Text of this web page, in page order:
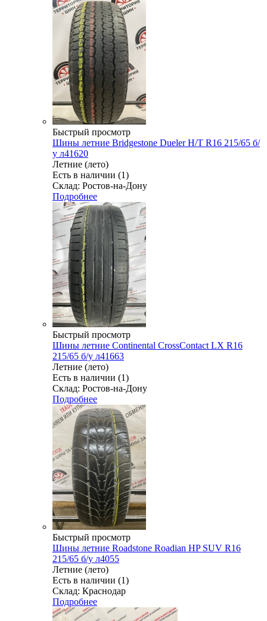
Быстрый просмотр
Шины летние Bridgestone Dueler H/T R16 215/65 б/
у л41620
Летние (лето)
Есть в наличии (1)
Склад: Ростов-на-Дону
Подробнее
Быстрый просмотр
Шины летние Continental CrossContact LX R16
215/65 б/у л41663
Летние (лето)
Есть в наличии (1)
Склад: Ростов-на-Дону
Подробнее
Быстрый просмотр
Шины летние Roadstone Roadian HP SUV R16
215/65 б/у л4055
Летние (лето)
Есть в наличии (1)
Склад: Краснодар
Подробнее